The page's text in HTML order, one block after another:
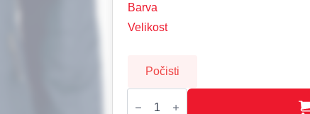
Barva
Velikost
Počisti
PACKWOOD
Ženska